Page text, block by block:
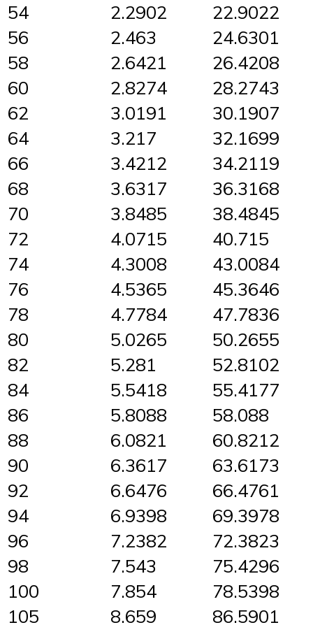
54
2.2902
22.9022
56
2.463
24.6301
58
2.6421
26.4208
60
2.8274
28.2743
62
3.0191
30.1907
64
3.217
32.1699
66
3.4212
34.2119
68
3.6317
36.3168
70
3.8485
38.4845
72
4.0715
40.715
74
4.3008
43.0084
76
4.5365
45.3646
78
4.7784
47.7836
80
5.0265
50.2655
82
5.281
52.8102
84
5.5418
55.4177
86
5.8088
58.088
88
6.0821
60.8212
90
6.3617
63.6173
92
6.6476
66.4761
94
6.9398
69.3978
96
7.2382
72.3823
98
7.543
75.4296
100
7.854
78.5398
105
8.659
86.5901